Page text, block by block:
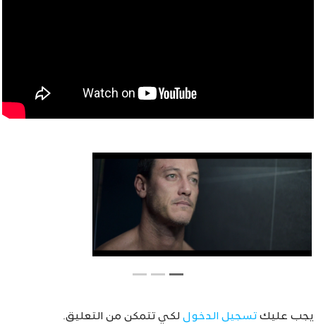
يجب عليك تسجيل الدخول لكي تتمكن من التعليق.